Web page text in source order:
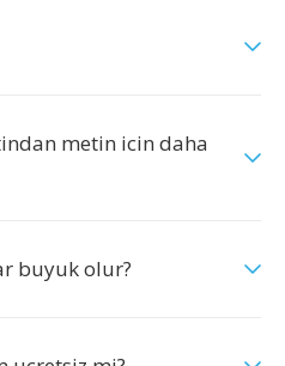
metin icin daha
buyuk olur?